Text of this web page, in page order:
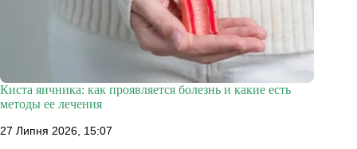
Киста яичника: как проявляется болезнь и какие есть
методы ее лечения
27 Липня 2026, 15:07